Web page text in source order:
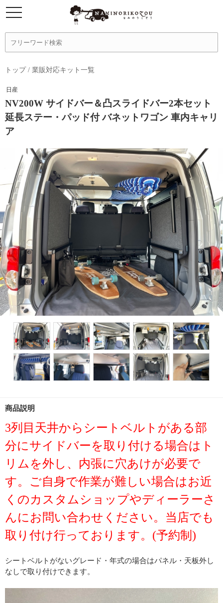
トップ/ 業販対応キット一覧
日産
NV200W サイドバー＆凸スライドバー2本セット
延長ステー・パッド付 バネットワゴン 車内キャリ
ア
商品説明
3列目天井からシートベルトがある部
分にサイドバーを取り付ける場合はト
リムを外し、内張に穴あけが必要で
す。ご自身で作業が難しい場合はお近
くのカスタムショップやディーラーさ
んにお問い合わせください。当店でも
取り付け行っております。(予約制)
シートベルトがないグレード・年式の場合はパネル・天板外し
なしで取り付けできます。